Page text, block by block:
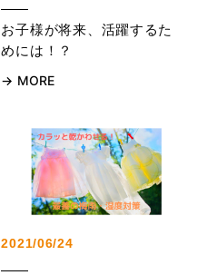
お子様が将来、活躍するた
めには！？
MORE
2021/06/24